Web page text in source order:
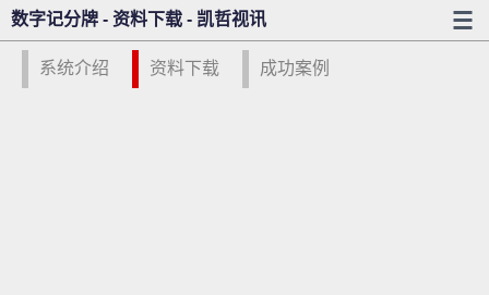
数字记分牌 - 资料下载 - 凯哲视讯
系统介绍 资料下载 成功案例